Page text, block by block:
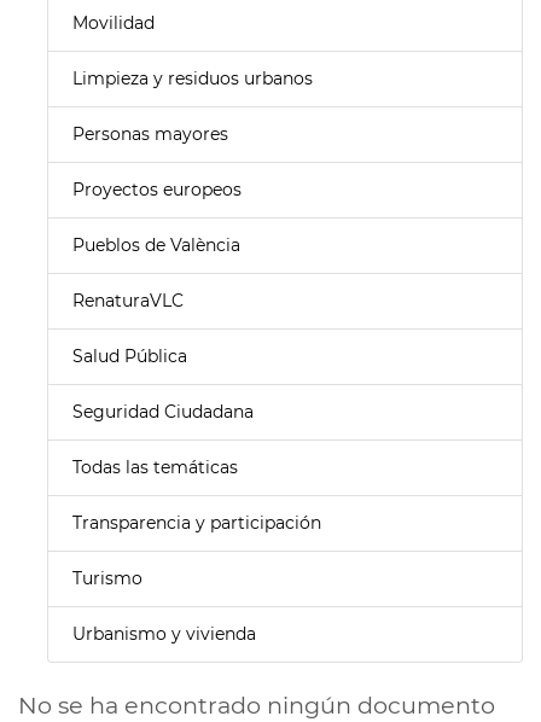
Movilidad
Limpieza y residuos urbanos
Personas mayores
Proyectos europeos
Pueblos de València
RenaturaVLC
Salud Pública
Seguridad Ciudadana
Todas las temáticas
Transparencia y participación
Turismo
Urbanismo y vivienda
No se ha encontrado ningún documento